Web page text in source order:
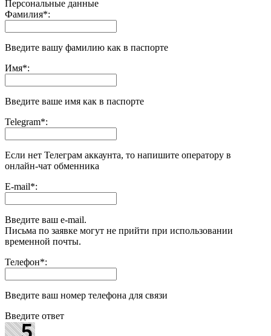
Персональные данные
Фамилия*:
Введите вашу фамилию как в паспорте
Имя*:
Введите ваше имя как в паспорте
Telegram*:
Если нет Телеграм аккаунта, то напишите оператору в
онлайн-чат обменника
E-mail*:
Введите ваш e-mail.
Письма по заявке могут не прийти при использовании
временной почты.
Телефон*:
Введите ваш номер телефона для связи
Введите ответ